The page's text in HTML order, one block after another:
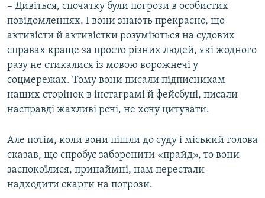
– Дивіться, спочатку були погрози в особистих
повідомленнях. І вони знають прекрасно, що
активісти й активістки розуміються на судових
справах краще за просто різних людей, які жодного
разу не стикалися із мовою ворожнечі у
соцмережах. Тому вони писали підписникам
наших сторінок в інстаграмі й фейсбуці, писали
насправді жахливі речі, не хочу цитувати.
Але потім, коли вони пішли до суду і міський голова
сказав, що спробує заборонити «прайд», то вони
заспокоїлися, принаймні, нам перестали
надходити скарги на погрози.